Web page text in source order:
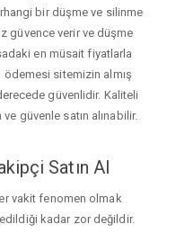
bir düşme ve silinme
güvence verir ve düşme
en müsait fiyatlarla
ödemesi sitemizin almış
güvenlidir. Kaliteli
güvenle satın alınabilir.
Satın Al
vakit fenomen olmak
kadar zor değildir.